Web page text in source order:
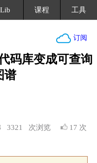
Lib 课程 工具
订阅
码库变成可查询
谱
3321 次浏览 17 次